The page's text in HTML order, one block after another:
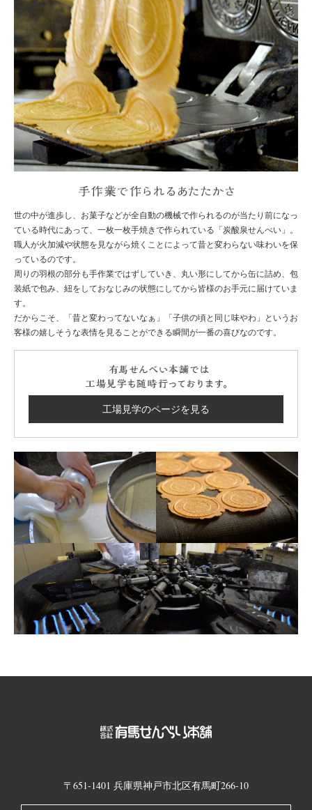
世の中が進歩し、お菓子などが全自動の機械で作られるのが当たり前になっ
ている時代にあって、一枚一枚手焼きで作られている「炭酸泉せんべい」。
職人が火加減や状態を見ながら焼くことによって昔と変わらない味わいを保
っているのです。
周りの羽根の部分も手作業ではずしていき、丸い形にしてから缶に詰め、包
装紙で包み、紐をしておなじみの状態にしてから皆様のお手元に届けていま
す。
だからこそ、「昔と変わってないなぁ」「子供の頃と同じ味やわ」というお
客様の嬉しそうな表情を見ることができる瞬間が一番の喜びなのです。
工場見学のページを見る
〒651-1401 兵庫県神戸市北区有馬町266-10